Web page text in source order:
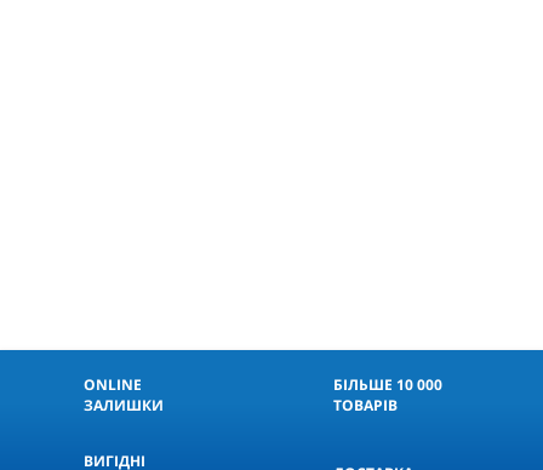
ONLINE
ЗАЛИШКИ
БІЛЬШЕ 10 000
ТОВАРІВ
ВИГІДНІ